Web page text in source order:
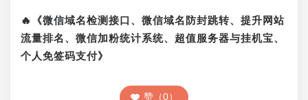
🔥《微信域名检测接口、微信域名防封跳转、提升网站
流量排名、微信加粉统计系统、超值服务器与挂机宝、
个人免签码支付》
赞（0）